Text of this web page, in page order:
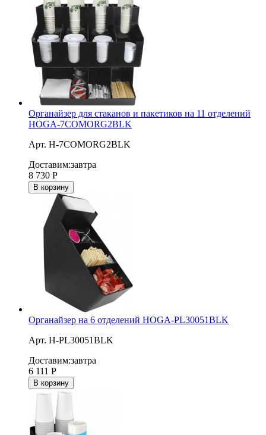
Органайзер для стаканов и пакетиков на 11 отделений
HOGA-7COMORG2BLK
Арт. H-7COMORG2BLK
Доставим:завтра
8 730 Р
В корзину
Органайзер на 6 отделений HOGA-PL30051BLK
Арт. H-PL30051BLK
Доставим:завтра
6 111 Р
В корзину